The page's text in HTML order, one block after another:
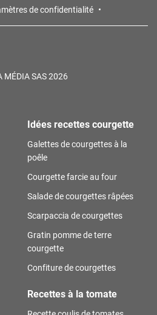
de confidentialité
MÉDIA SAS 2026
Idées recettes courgette
Galettes de courgettes à la
poêle
Courgette farcie au four
Salade de courgettes râpées
Scarpaccia de courgettes
Gratin pomme de terre
courgette
Confiture de courgettes
Recettes à la tomate